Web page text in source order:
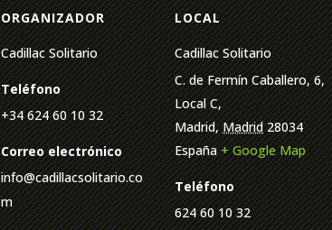
ORGANIZADOR
Cadillac Solitario
Teléfono
+34 624 60 10 32
Correo electrónico
info@cadillacsolitario.co
m
LOCAL
Cadillac Solitario
C. de Fermín Caballero, 6,
Local C,
Madrid, Madrid 28034
España + Google Map
Teléfono
624 60 10 32